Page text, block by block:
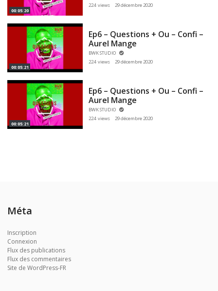
00:05:20
224 views
29 décembre 2020
00:05:21
Ep6 – Questions + Ou – Confi –
Aurel Mange
BWK STUDIO
224 views
29 décembre 2020
00:05:21
Ep6 – Questions + Ou – Confi –
Aurel Mange
BWK STUDIO
224 views
29 décembre 2020
Méta
Inscription
Connexion
Flux des publications
Flux des commentaires
Site de WordPress-FR